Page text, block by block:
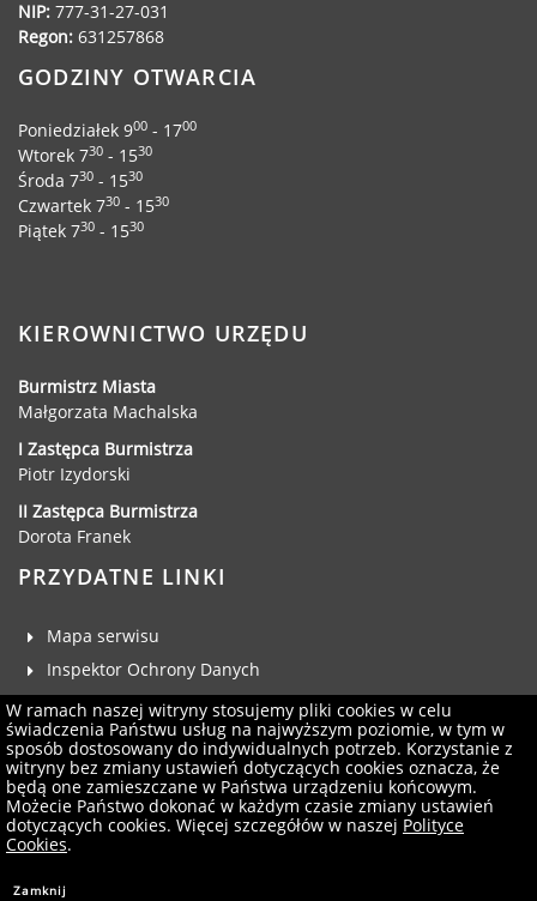
Muzeum Narodowe Rolnictwa i
Przemysłu Rolno-Spożywczego w
Szreniawie
Urząd Skarbowy
Państwowe Gospodarstwo Wodne
Wody Polskie
KONTAKT
NIP: 777-31-27-031
Regon: 631257868
GODZINY OTWARCIA
Poniedziałek 900 - 1700
Wtorek 730 - 1530
Środa 730 - 1530
Czwartek 730 - 1530
Piątek 730 - 1530
KIEROWNICTWO URZĘDU
Burmistrz Miasta
Małgorzata Machalska
I Zastępca Burmistrza
Piotr Izydorski
II Zastępca Burmistrza
Dorota Franek
PRZYDATNE LINKI
Mapa serwisu
Inspektor Ochrony Danych
Deklaracja dostępności
Klauzula RODO
Zgłoś uwagi
Administrator serwisu
Newsletter
W ramach naszej witryny stosujemy pliki cookies w celu
świadczenia Państwu usług na najwyższym poziomie, w tym w
sposób dostosowany do indywidualnych potrzeb. Korzystanie z
witryny bez zmiany ustawień dotyczących cookies oznacza, że
będą one zamieszczane w Państwa urządzeniu końcowym.
Możecie Państwo dokonać w każdym czasie zmiany ustawień
dotyczących cookies. Więcej szczegółów w naszej Polityce
Cookies.
Zamknij